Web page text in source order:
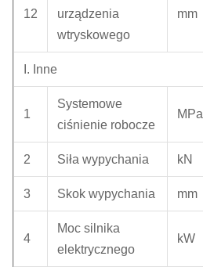
12
urządzenia
wtryskowego
mm
I. Inne
1
Systemowe
ciśnienie robocze
MPa
2 Siła wypychania kN
3 Skok wypychania mm
4
Moc silnika
elektrycznego
kW